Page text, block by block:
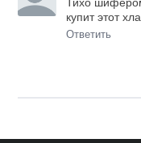
купит этот
Ответить